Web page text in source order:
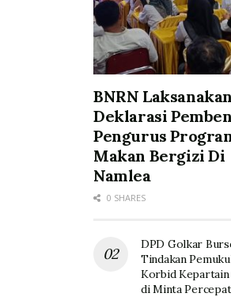
BNRN Laksanakan
Deklarasi
Pengurus
Makan Bergizi Di
Namlea
0 SHARES
DPD Golkar
Tindakan
Korbid
di Minta